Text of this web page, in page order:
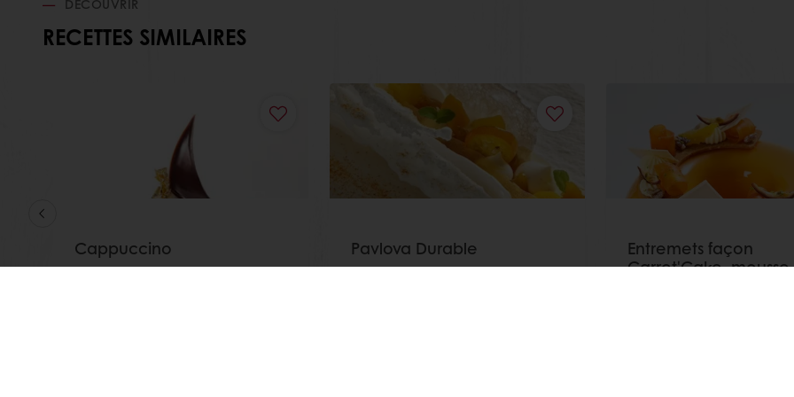
RECETTES SIMILAIRES
Cappuccino Pavlova Durable
Entremets façon
Carrot'Cake, mousse